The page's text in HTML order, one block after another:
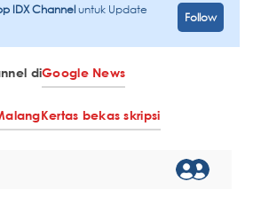
IDX Channeluntuk Update
Follow
diGoogle News
Kertas bekas skripsi